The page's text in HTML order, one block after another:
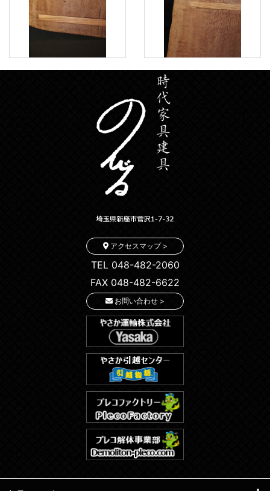
アクセスマップ >
TEL 048-482-2060
FAX 048-482-6622
お問い合わせ >